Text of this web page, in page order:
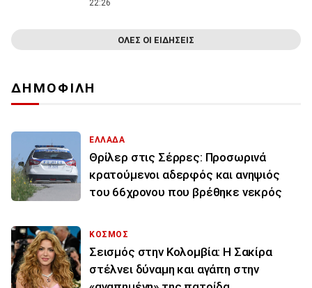
22:26
ΟΛΕΣ ΟΙ ΕΙΔΗΣΕΙΣ
ΔΗΜΟΦΙΛΗ
ΕΛΛΑΔΑ
Θρίλερ στις Σέρρες: Προσωρινά
κρατούμενοι αδερφός και ανηψιός
του 66χρονου που βρέθηκε νεκρός
ΚΟΣΜΟΣ
Σεισμός στην Κολομβία: Η Σακίρα
στέλνει δύναμη και αγάπη στην